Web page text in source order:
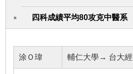
四科成績平均80攻克中醫系
涂Ｏ瑋 輔仁大學→ 台大